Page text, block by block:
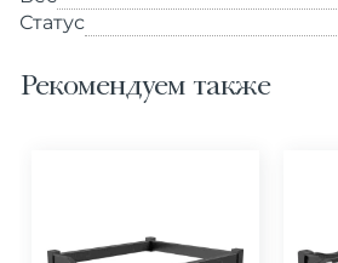
Статус
Рекомендуем также